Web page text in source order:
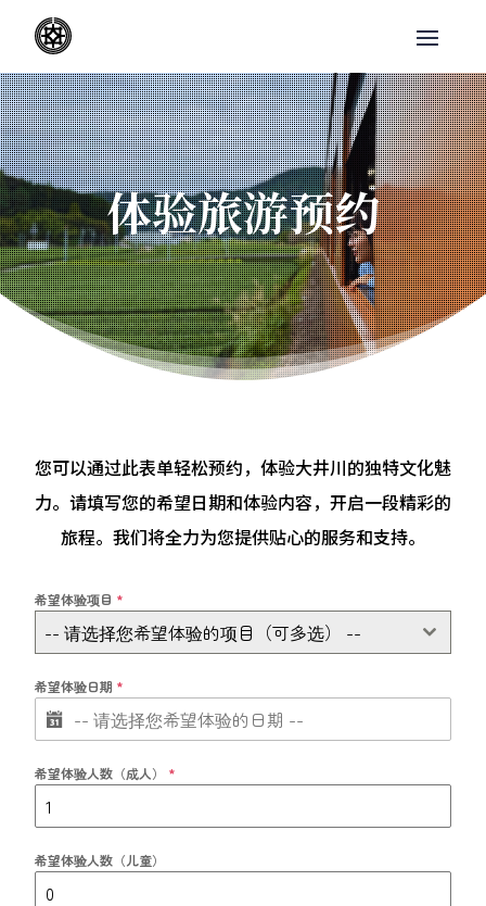
体验旅游预约
您可以通过此表单轻松预约，体验大井川的独特文化魅
力。请填写您的希望日期和体验内容，开启一段精彩的
旅程。我们将全力为您提供贴心的服务和支持。
希望体验项目 *
-- 请选择您希望体验的项目（可多选） --
希望体验日期 *
希望体验人数（成人） *
希望体验人数（儿童）